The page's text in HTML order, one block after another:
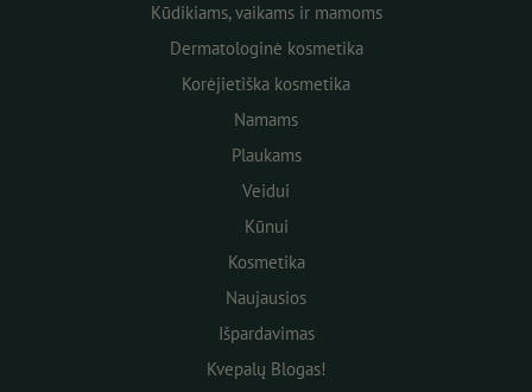
Kūdikiams, vaikams ir mamoms
Dermatologinė kosmetika
Korėjietiška kosmetika
Namams
Plaukams
Veidui
Kūnui
Kosmetika
Naujausios
Išpardavimas
Kvepalų Blogas!